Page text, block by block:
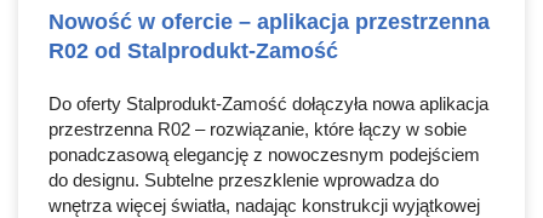
Nowość w ofercie – aplikacja przestrzenna
R02 od Stalprodukt-Zamość
Do oferty Stalprodukt-Zamość dołączyła nowa aplikacja
przestrzenna R02 – rozwiązanie, które łączy w sobie
ponadczasową elegancję z nowoczesnym podejściem
do designu. Subtelne przeszklenie wprowadza do
wnętrza więcej światła, nadając konstrukcji wyjątkowej